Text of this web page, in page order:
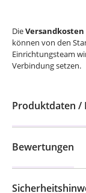
DieVersandkosten
können von den
Einrichtungsteam
Verbindung setzen.
Produktdaten /
Bewertungen